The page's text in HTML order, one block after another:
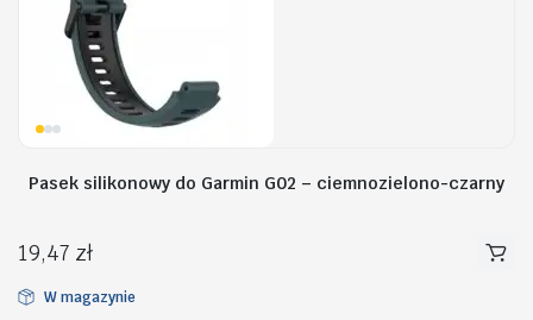
Pasek silikonowy do Garmin G02 – ciemnozielono-czarny
19,47 zł
W magazynie